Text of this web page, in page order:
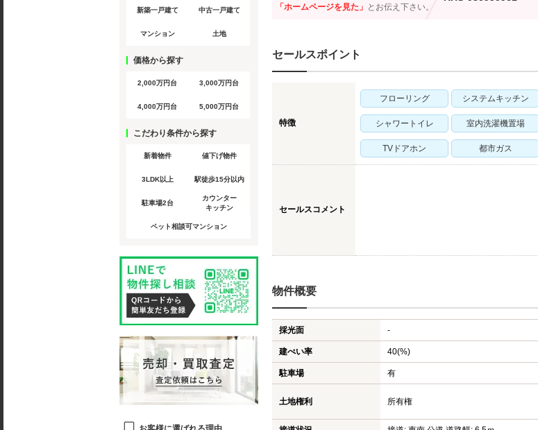
「ホームページを見た」 とお伝え下さい。
セールスポイント
特徴
フローリング システムキッチン
シャワートイレ 室内洗濯機置場
TVドアホン 都市ガス
セールスコメント
物件概要
採光面 -
建ぺい率 40(%)
駐車場 有
土地権利 所有権
新築一戸建て 中古一戸建て
マンション 土地
価格から探す
2,000万円台 3,000万円台
4,000万円台 5,000万円台
こだわり条件から探す
新着物件 値下げ物件
3LDK以上 駅徒歩15分以内
駐車場2台
カウンター
キッチン
ペット相談可マンション